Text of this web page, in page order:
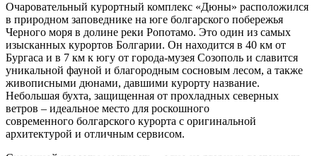
Очаровательный курортный комплекс «Дюны» расположился
в природном заповеднике на юге болгарского побережья
Черного моря в долине реки Ропотамо. Это один из самых
изысканных курортов Болгарии. Он находится в 40 км от
Бургаса и в 7 км к югу от города-музея Созополь и славится
уникальной фауной и благородным сосновым лесом, а также
живописными дюнами, давшими курорту название.
Небольшая бухта, защищенная от прохладных северных
ветров – идеальное место для роскошного
современного болгарского курорта с оригинальной
архитектурой и отличным сервисом.